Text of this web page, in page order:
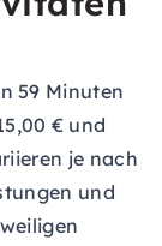
59 Minuten
€ und
je nach
und